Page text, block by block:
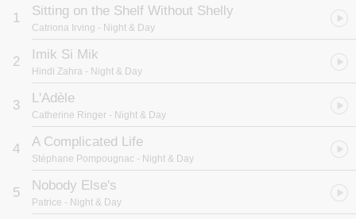
融合电子、硬地、民谣、爵士多种音乐风格加入Trip-Hop弛放舒缓节
奏乐拍
性感、魅力、当代奢华艺术表徵，舒服、流畅、迷人沙发音乐情境，
弛放舞动的夜、清新愉悦的日，巴黎色彩缤纷时尚、沉浸都会极致丰
采的音像感官之旅！开创时尚沙龙音乐人文潮流，法国沙发音乐王
子-Stephane Pompougnac，擅长用音乐营造华丽细緻舒服的听觉气
氛、是沙发音乐情境的最佳制造者；来自世界葡萄酒首都-
Bordeaux，Stephane Pompougnac于1992年开始在巴黎多家知名
夜店担任DJ崭露头角，1997年接受著名五星级饭店Hotel Costes邀
请?该饭店lounge bar担任驻场DJ进而大放异彩，Stephane
Pompougnac选曲融合电子、爵士、灵魂、摇滚、世界等多样音乐风
格，加入downtempo与trip-hop的弛放舒缓节奏乐拍营造出时尚优雅
1 Sitting on the Shelf Without Shelly
Catriona Irving - Night & Day
2 Imik Si Mik
Hindi Zahra - Night & Day
3 L'Adèle
Catherine Ringer - Night & Day
4 A Complicated Life
Stéphane Pompougnac - Night & Day
5 Nobody Else's
Patrice - Night & Day